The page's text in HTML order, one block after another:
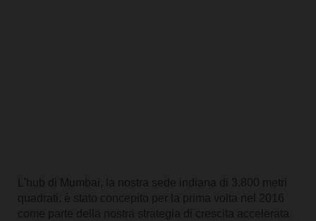
L'hub di Mumbai, la nostra sede indiana di 3.800 metri
quadrati, è stato concepito per la prima volta nel 2016
come parte della nostra strategia di crescita accelerata